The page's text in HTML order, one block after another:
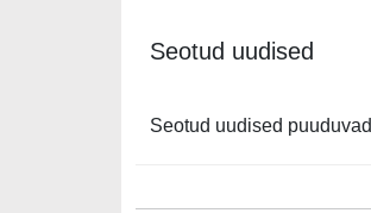
Seotud uudised
Seotud uudised puuduvad